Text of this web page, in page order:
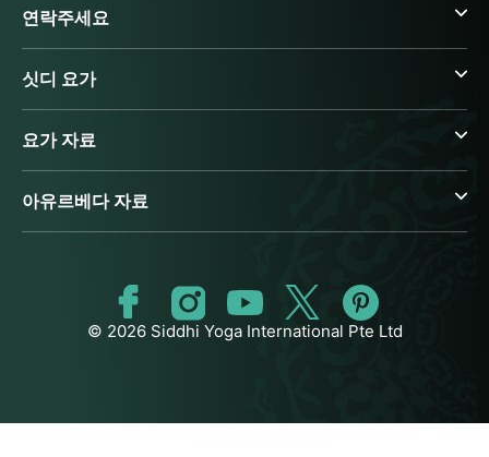
연락주세요
싯디 요가
요가 자료
아유르베다 자료
© 2026 Siddhi Yoga International Pte Ltd